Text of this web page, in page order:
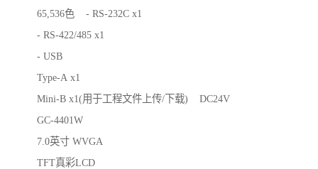
65,536色 - RS-232C x1
- RS-422/485 x1
- USB
Type-A x1
Mini-B x1(用于工程文件上传/下载) DC24V
GC-4401W
7.0英寸 WVGA
TFT真彩LCD